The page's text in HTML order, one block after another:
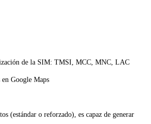
de la SIM: TMSI, MCC, MNC, LAC
Google Maps
(estándar o reforzado), es capaz de generar